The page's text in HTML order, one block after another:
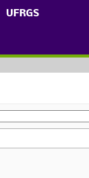
UFRGS